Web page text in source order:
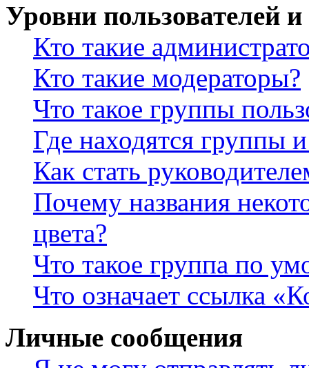
Уровни пользователей
Кто такие
Кто такие модераторы?
Что такое группы
Где находятся группы
Как стать
Почему названия
цвета?
Что такое группа по
Что означает ссылка
Личные сообщения